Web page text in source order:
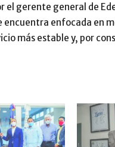
el gerente general de
encuentra enfocada en
más estable y, por